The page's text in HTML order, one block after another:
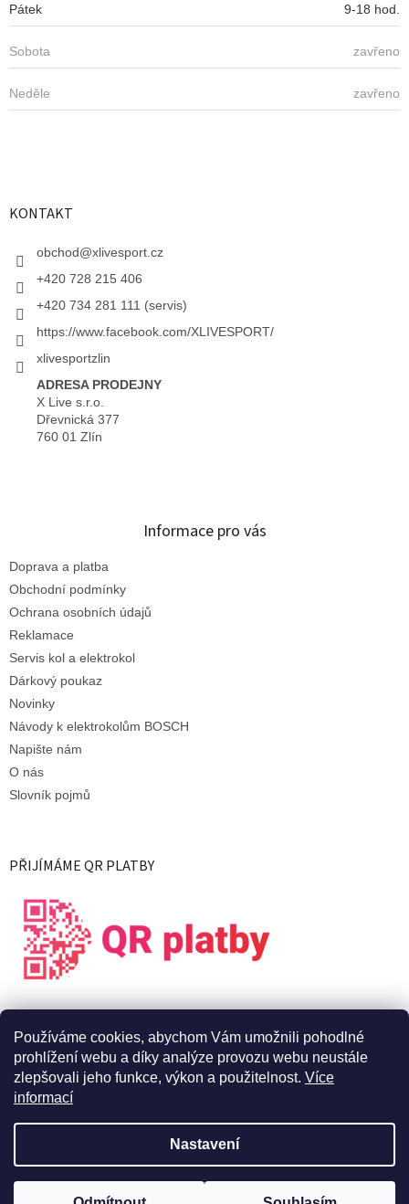
Používáme cookies, abychom Vám umožnili pohodlné
prohlížení webu a díky analýze provozu webu neustále
zlepšovali jeho funkce, výkon a použitelnost. Více
informací
Nastavení
Pátek 9-18 hod.
Sobota zavřeno
Neděle zavřeno
KONTAKT
obchod@xlivesport.cz
+420 728 215 406
+420 734 281 111 (servis)
https://www.facebook.com/XLIVESPORT/
xlivesportzlin
ADRESA PRODEJNY
X Live s.r.o.
Dřevnická 377
760 01 Zlín
Informace pro vás
Doprava a platba
Obchodní podmínky
Ochrana osobních údajů
Reklamace
Servis kol a elektrokol
Dárkový poukaz
Novinky
Návody k elektrokolům BOSCH
Napište nám
O nás
Slovník pojmů
PŘIJÍMÁME QR PLATBY
. Všechna práva vyhrazena.